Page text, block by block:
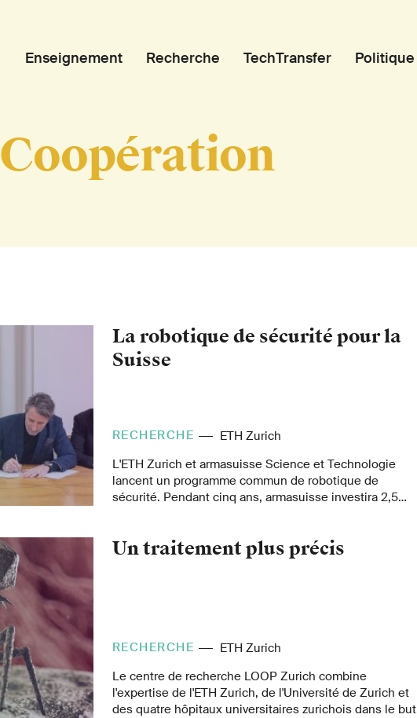
Enseignement Recherche TechTransfer Politique
Coopération
La robotique de sécurité pour la
Suisse
RECHERCHE
ETH Zurich
L'ETH Zurich et armasuisse Science et Technologie
lancent un programme commun de robotique de
sécurité. Pendant cinq ans, armasuisse investira 2,5
Un traitement plus précis
RECHERCHE
ETH Zurich
Le centre de recherche LOOP Zurich combine
l'expertise de l'ETH Zurich, de l'Université de Zurich et
des quatre hôpitaux universitaires zurichois dans le but